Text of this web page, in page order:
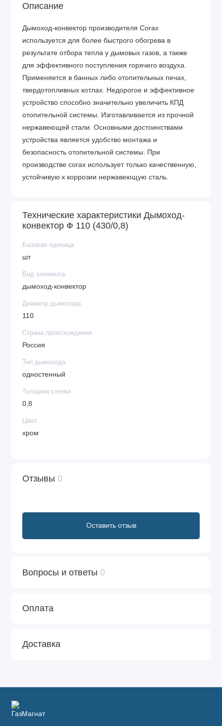
Описание
Дымоход-конвектор производителя Corax
используется для более быстрого обогрева в
результате отбора тепла у дымовых газов, а также
для эффективного поступления горячего воздуха.
Применяется в банных либо отопительных печах,
твердотопливных котлах. Недорогое и эффективное
устройство способно значительно увеличить КПД
отопительной системы. Изготавливается из прочной
нержавеющей стали. Основными достоинствами
устройства является удобство монтажа и
безопасность отопительной системы. При
производстве corax использует только качественную,
устойчивую к коррозии нержавеющую сталь.
Технические характеристики Дымоход-
конвектор Ф 110 (430/0,8)
Базовая единица
шт
Вид элемента
дымоход-конвектор
Диаметр дымохода
110
Страна происхождения
Россия
Тип дымохода
одностенный
Толщина стенки
0,8
Цвет
хром
Отзывы 0
Оставить отзыв
Вопросы и ответы 0
Оплата
Доставка